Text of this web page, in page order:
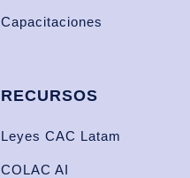
Capacitaciones
RECURSOS
Leyes CAC Latam
COLAC AI